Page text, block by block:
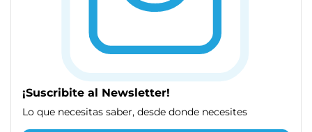
¡Suscribite al Newsletter!
Lo que necesitas saber, desde donde necesites